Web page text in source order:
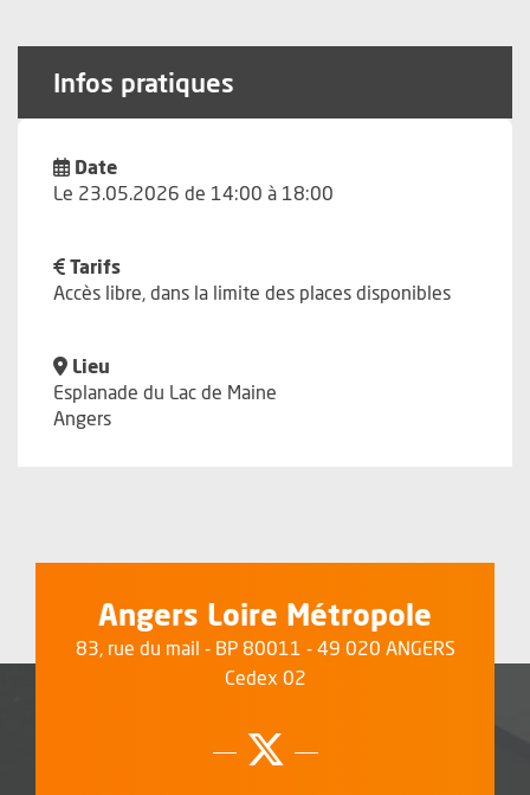
Infos pratiques
Date
Le 23.05.2026 de 14:00 à 18:00
Tarifs
Accès libre, dans la limite des places disponibles
Lieu
Esplanade du Lac de Maine
Angers
Angers Loire Métropole
83, rue du mail - BP 80011 - 49 020 ANGERS
Cedex 02
Suivez-nous
, Ouvre une